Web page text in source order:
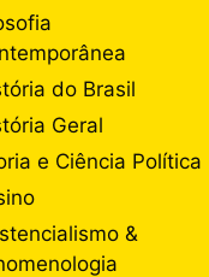
do Brasil
Geral
e Ciência Política
&